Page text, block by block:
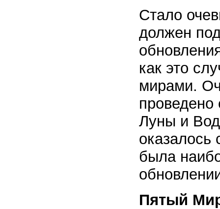
Стало
должен
как это
мирами.
Луны и
была
Пятый